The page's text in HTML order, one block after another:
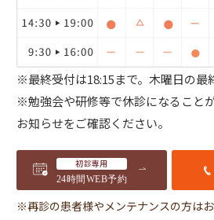
※最終受付は18:15まで。 木曜日の最
※勉強会や研修等で休診になることが
お知らせをご確認ください。
初診専用
24時間WEB予約
※再診の患者様やメンテナンスの方はお